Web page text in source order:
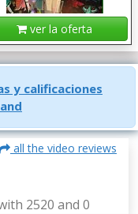
ver la oferta
y calificaciones
all the video reviews
2520 and 0